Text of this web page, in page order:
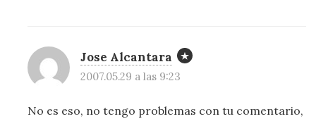
Jose Alcantara
2007.05.29 a las 9:23
No es eso, no tengo problemas con tu comentario,